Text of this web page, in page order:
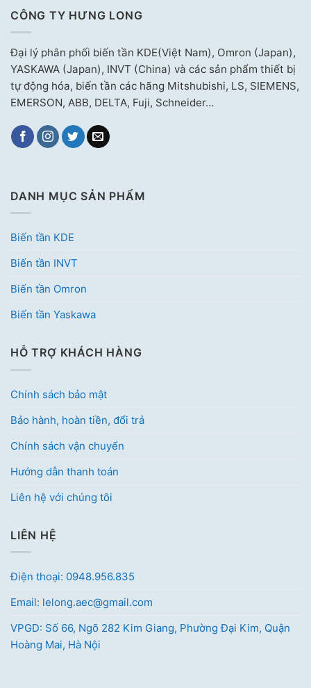
CÔNG TY HƯNG LONG
Đại lý phân phối biến tần KDE(Việt Nam), Omron (Japan),
YASKAWA (Japan), INVT (China) và các sản phẩm thiết bị
tự động hóa, biến tần các hãng Mitshubishi, LS, SIEMENS,
EMERSON, ABB, DELTA, Fuji, Schneider…
DANH MỤC SẢN PHẨM
Biến tần KDE
Biến tần INVT
Biến tần Omron
Biến tần Yaskawa
HỖ TRỢ KHÁCH HÀNG
Chính sách bảo mật
Bảo hành, hoàn tiền, đổi trả
Chính sách vận chuyển
Hướng dẫn thanh toán
Liên hệ với chúng tôi
LIÊN HỆ
Điện thoại: 0948.956.835
Email: lelong.aec@gmail.com
VPGD: Số 66, Ngõ 282 Kim Giang, Phường Đại Kim, Quận
Hoàng Mai, Hà Nội